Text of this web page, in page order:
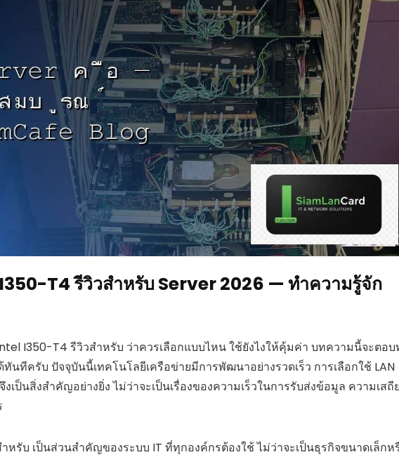
T4 รีวิวสำหรับ Server 2026 — ทำความรู้จัก
I350-T4 รีวิวสำหรับ ว่าควรเลือกแบบไหน ใช้ยังไงให้คุ้มค่า บทความนี้จะตอ
นทีครับ ปัจจุบันนี้เทคโนโลยีเครือข่ายมีการพัฒนาอย่างรวดเร็ว การเลือกใช้ LAN
ป็นสิ่งสำคัญอย่างยิ่ง ไม่ว่าจะเป็นเรื่องของความเร็วในการรับส่งข้อมูล ความเสถี
หรับ เป็นส่วนสำคัญของระบบ IT ที่ทุกองค์กรต้องใช้ ไม่ว่าจะเป็นธุรกิจขนาดเล็กห